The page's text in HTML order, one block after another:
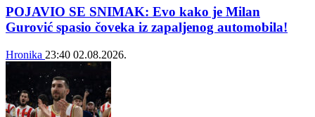
POJAVIO SE SNIMAK: Evo kako je Milan
Gurović spasio čoveka iz zapaljenog automobila!
Hronika 23:40 02.08.2026.